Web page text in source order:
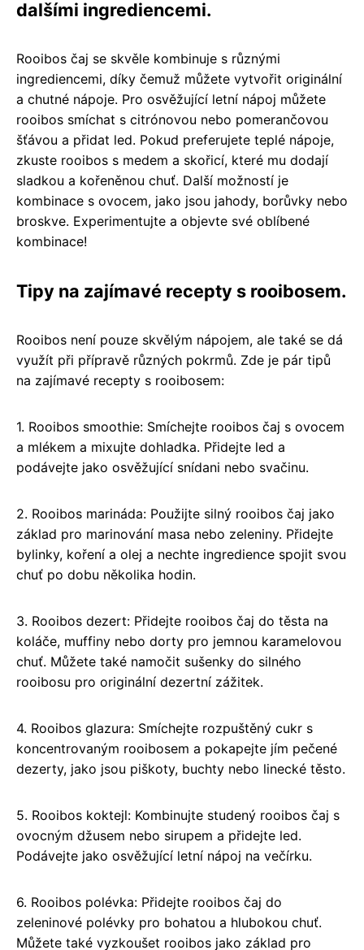
dalšími ingrediencemi.
Rooibos čaj se skvěle kombinuje s různými
ingrediencemi, díky čemuž můžete vytvořit originální
a chutné nápoje. Pro osvěžující letní nápoj můžete
rooibos smíchat s citrónovou nebo pomerančovou
šťávou a přidat led. Pokud preferujete teplé nápoje,
zkuste rooibos s medem a skořicí, které mu dodají
sladkou a kořeněnou chuť. Další možností je
kombinace s ovocem, jako jsou jahody, borůvky nebo
broskve. Experimentujte a objevte své oblíbené
kombinace!
Tipy na zajímavé recepty s rooibosem.
Rooibos není pouze skvělým nápojem, ale také se dá
využít při přípravě různých pokrmů. Zde je pár tipů
na zajímavé recepty s rooibosem:
1. Rooibos smoothie: Smíchejte rooibos čaj s ovocem
a mlékem a mixujte dohladka. Přidejte led a
podávejte jako osvěžující snídani nebo svačinu.
2. Rooibos marináda: Použijte silný rooibos čaj jako
základ pro marinování masa nebo zeleniny. Přidejte
bylinky, koření a olej a nechte ingredience spojit svou
chuť po dobu několika hodin.
3. Rooibos dezert: Přidejte rooibos čaj do těsta na
koláče, muffiny nebo dorty pro jemnou karamelovou
chuť. Můžete také namočit sušenky do silného
rooibosu pro originální dezertní zážitek.
4. Rooibos glazura: Smíchejte rozpuštěný cukr s
koncentrovaným rooibosem a pokapejte jím pečené
dezerty, jako jsou piškoty, buchty nebo linecké těsto.
5. Rooibos koktejl: Kombinujte studený rooibos čaj s
ovocným džusem nebo sirupem a přidejte led.
Podávejte jako osvěžující letní nápoj na večírku.
6. Rooibos polévka: Přidejte rooibos čaj do
zeleninové polévky pro bohatou a hlubokou chuť.
Můžete také vyzkoušet rooibos jako základ pro